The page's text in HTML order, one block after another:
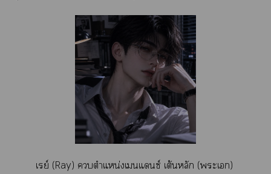
เรย์ (Ray) ตำแหน่งเแซ์ เต้นหลัก (ะเ)